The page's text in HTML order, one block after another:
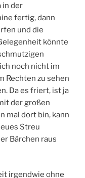
in der
fertig, dann
und die
könnte
noch nicht im
Rechten zu sehen
Da es friert, ist ja
der großen
mal dort bin, kann
Streu
Bärchen raus
irgendwie ohne